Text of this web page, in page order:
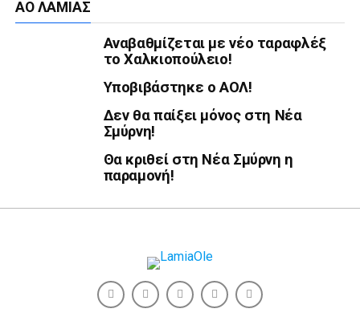
ΑΟ ΛΑΜΊΑΣ
Αναβαθμίζεται με νέο ταραφλέξ
το Χαλκιοπούλειο!
Υποβιβάστηκε ο ΑΟΛ!
Δεν θα παίξει μόνος στη Νέα
Σμύρνη!
Θα κριθεί στη Νέα Σμύρνη η
παραμονή!